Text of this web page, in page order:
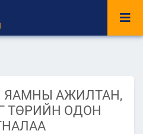
ЯАМНЫ АЖИЛТАН,
ТӨРИЙН ОДОН